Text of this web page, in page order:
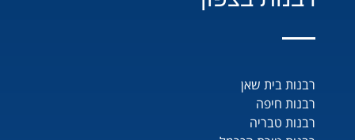
רבנות בית שאן
רבנות חיפה
רבנות טבריה